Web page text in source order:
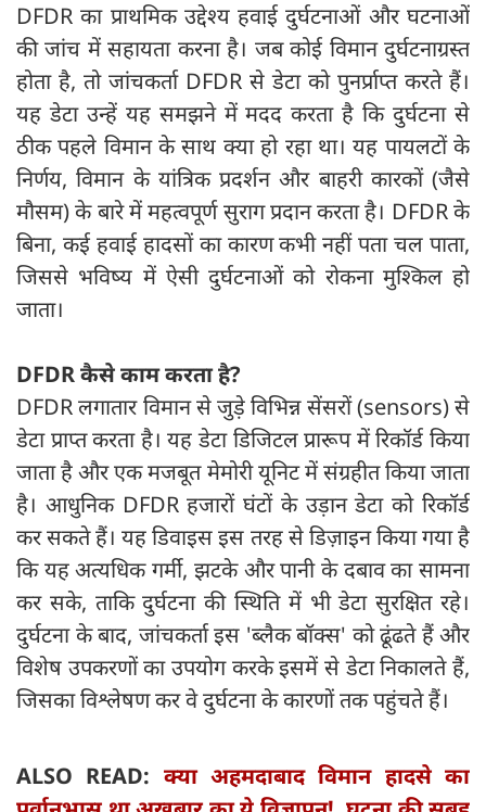
DFDR का प्राथमिक उद्देश्य हवाई दुर्घटनाओं और घटनाओं
की जांच में सहायता करना है। जब कोई विमान दुर्घटनाग्रस्त
होता है, तो जांचकर्ता DFDR से डेटा को पुनर्प्राप्त करते हैं।
यह डेटा उन्हें यह समझने में मदद करता है कि दुर्घटना से
ठीक पहले विमान के साथ क्या हो रहा था। यह पायलटों के
निर्णय, विमान के यांत्रिक प्रदर्शन और बाहरी कारकों (जैसे
मौसम) के बारे में महत्वपूर्ण सुराग प्रदान करता है। DFDR के
बिना, कई हवाई हादसों का कारण कभी नहीं पता चल पाता,
जिससे भविष्य में ऐसी दुर्घटनाओं को रोकना मुश्किल हो
जाता।
DFDRकैसे काम करता है?
DFDR लगातार विमान से जुड़े विभिन्न सेंसरों (sensors) से
डेटा प्राप्त करता है। यह डेटा डिजिटल प्रारूप में रिकॉर्ड किया
जाता है और एक मजबूत मेमोरी यूनिट में संग्रहीत किया जाता
है। आधुनिक DFDR हजारों घंटों के उड़ान डेटा को रिकॉर्ड
कर सकते हैं। यह डिवाइस इस तरह से डिज़ाइन किया गया है
कि यह अत्यधिक गर्मी, झटके और पानी के दबाव का सामना
कर सके, ताकि दुर्घटना की स्थिति में भी डेटा सुरक्षित रहे।
दुर्घटना के बाद, जांचकर्ता इस 'ब्लैक बॉक्स' को ढूंढते हैं और
विशेष उपकरणों का उपयोग करके इसमें से डेटा निकालते हैं,
जिसका विश्लेषण कर वे दुर्घटना के कारणों तक पहुंचते हैं।
ALSO READ: क्या अहमदाबाद विमान हादसे का